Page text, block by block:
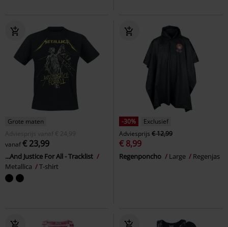
Grote maten
Adviesprijs
vanaf € 24,99
vanaf€ 23,99
...And Justice For All - Tracklist
Metallica
T-shirt
-30%
Exclusief
Adviesprijs € 12,99
€ 8,99
Regenponcho Large Regenjas